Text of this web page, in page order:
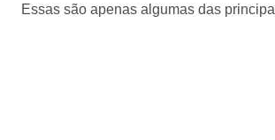
Essas são apenas algumas das